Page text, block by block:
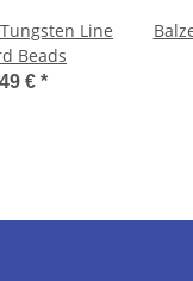
Line
Beads
€ *